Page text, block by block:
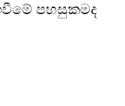
පහසුකමද